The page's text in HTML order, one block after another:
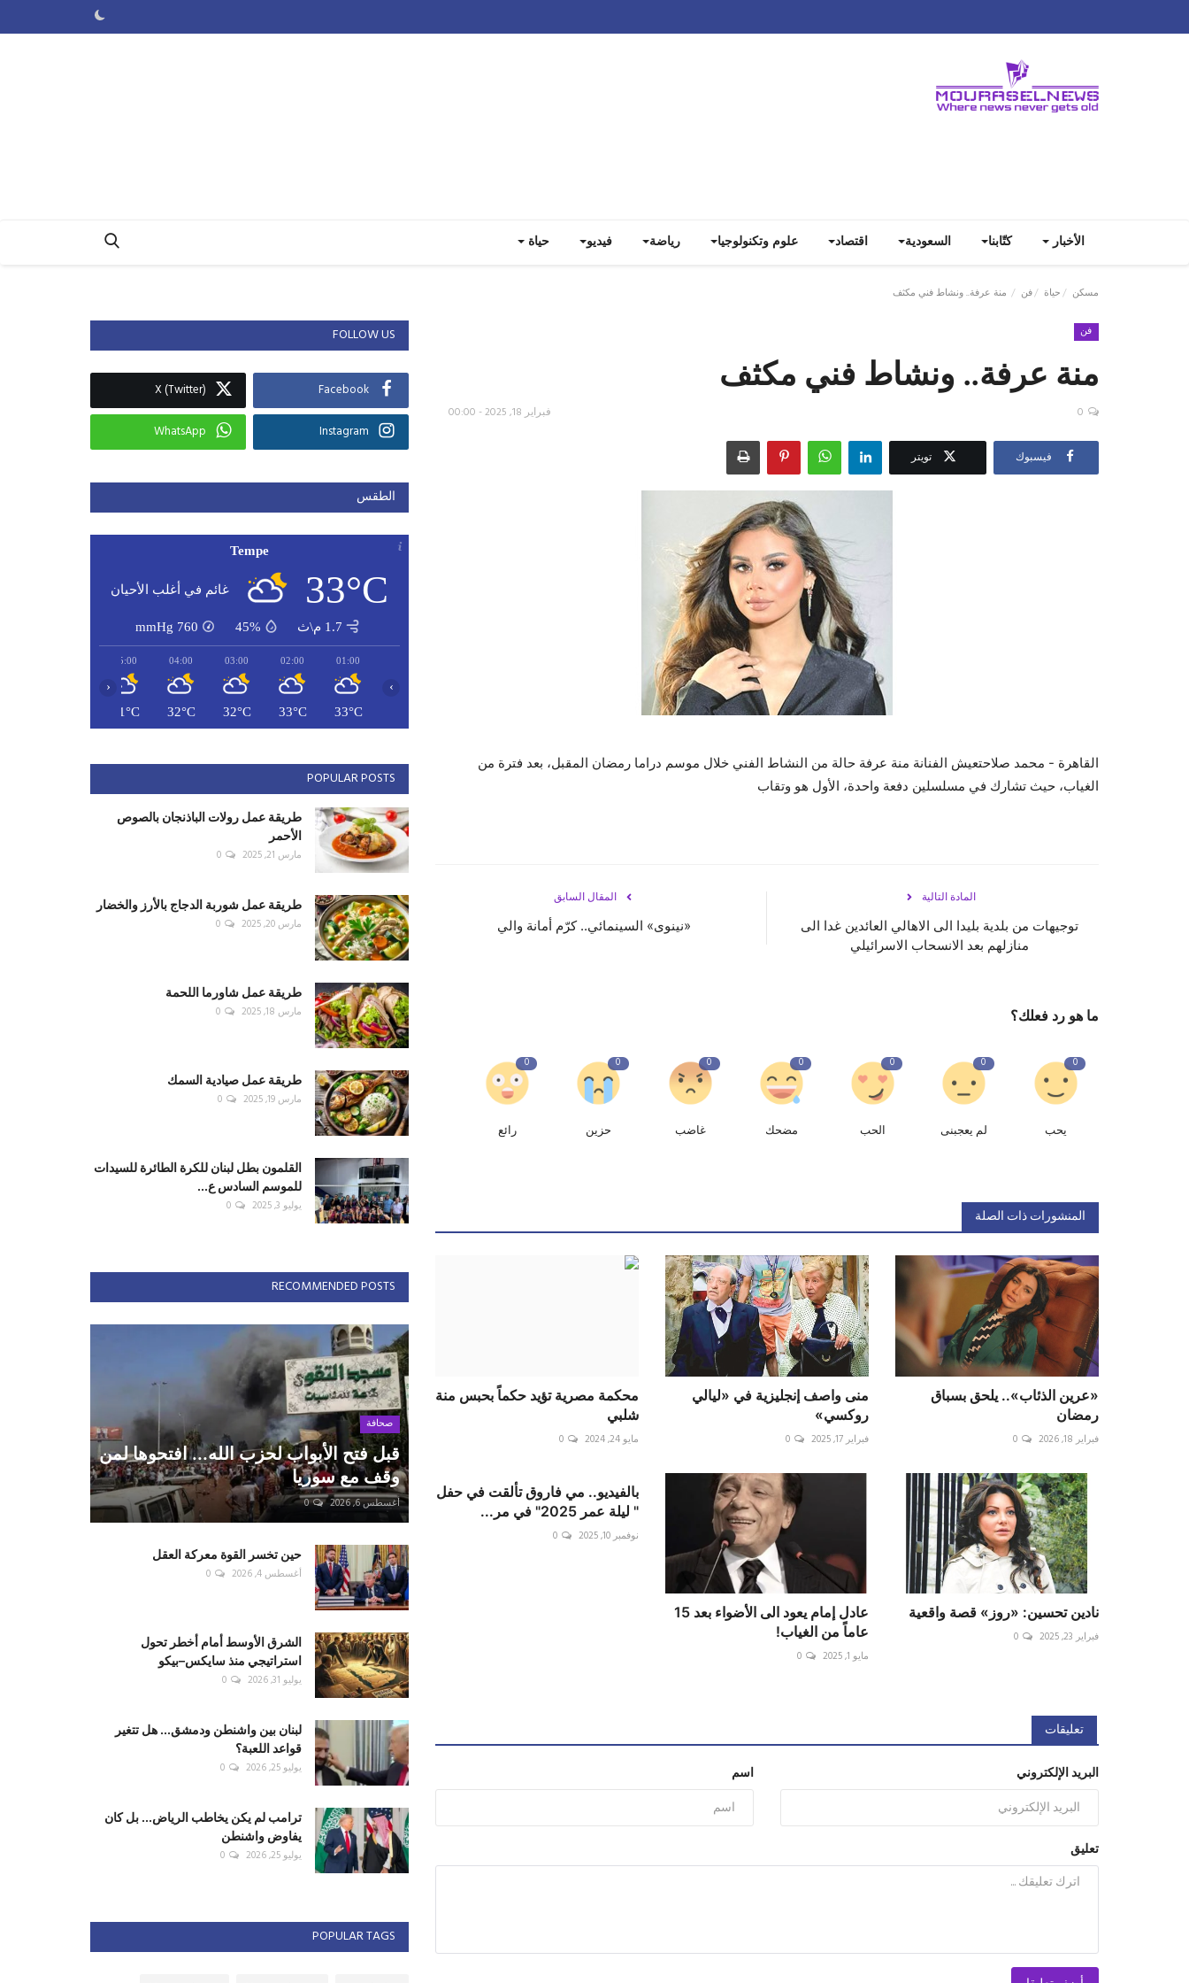
الأخبار كتّابنا السعودية اقتصاد علوم وتكنولوجيا رياضة فيديو حياة
مسكن حياة فن منة عرفة.. ونشاط فني مكثف
فن
منة عرفة.. ونشاط فني مكثف
فبراير 18, 2025 - 00:00 0
فيسبوك تويتر
القاهرة - محمد صلاحتعيش الفنانة منة عرفة حالة من النشاط الفني خلال موسم دراما رمضان المقبل، بعد فترة من
الغياب، حيث تشارك في مسلسلين دفعة واحدة، الأول هو وتقاب
المقال السابق
«نينوى» السينمائي.. كرّم أمانة والي
المادة التالية
توجيهات من بلدية بليدا الى الاهالي العائدين غدا الى
منازلهم بعد الانسحاب الاسرائيلي
ما هو رد فعلك؟
0
يحب
0
لم يعجبنى
0
الحب
0
مضحك
0
غاضب
0
حزين
0
رائع
المنشورات ذات الصلة
«عرين الذئاب».. يلحق بسباق
رمضان
فبراير 18, 2026 0
منى واصف إنجليزية في «ليالي
روكسي»
فبراير 17, 2025 0
محكمة مصرية تؤيد حكماً بحبس منة
شلبي
مايو 24, 2024 0
نادين تحسين: «روز» قصة واقعية
فبراير 23, 2025 0
عادل إمام يعود الى الأضواء بعد 15
عاماً من الغياب!
مايو 1, 2025 0
بالفيديو.. مي فاروق تألقت في حفل
" ليلة عمر 2025" في مر...
نوفمبر 10, 2025 0
تعليقات
اسم البريد الإلكتروني
تعليق
FOLLOW US
Facebook
X (Twitter)
Instagram
WhatsApp
الطقس
Tempe
33°C غائم في أغلب الأحيان
1.7 م\ث 45%
760
mmHg
01:00
33°C
02:00
33°C
03:00
32°C
04:00
32°C
05:00
31°C
‹ ›
POPULAR POSTS
طريقة عمل رولات الباذنجان بالصوص
الأحمر
مارس 21, 2025 0
طريقة عمل شوربة الدجاج بالأرز والخضار
مارس 20, 2025 0
طريقة عمل شاورما اللحمة
مارس 18, 2025 0
طريقة عمل صيادية السمك
مارس 19, 2025 0
القلمون بطل لبنان للكرة الطائرة للسيدات
للموسم السادس ع...
يوليو 3, 2025 0
RECOMMENDED POSTS
صحافة
قبل فتح الأبواب لحزب الله... افتحوها لمن
وقف مع سوريا
أغسطس 6, 2026 0
حين تخسر القوة معركة العقل
أغسطس 4, 2026 0
الشرق الأوسط أمام أخطر تحول
استراتيجي منذ سايكس–بيكو
يوليو 31, 2026 0
لبنان بين واشنطن ودمشق... هل تتغير
قواعد اللعبة؟
يوليو 25, 2026 0
ترامب لم يكن يخاطب الرياض... بل كان
يفاوض واشنطن
يوليو 25, 2026 0
POPULAR TAGS